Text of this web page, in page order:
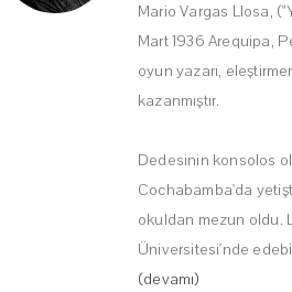
Mario Vargas Llosa,
Mart 1936 Arequipa,
oyun yazarı,
kazanmıştır.
Dedesinin konsolos
Cochabamba'da
okuldan mezun oldu.
Üniversitesi'nde
(devamı)